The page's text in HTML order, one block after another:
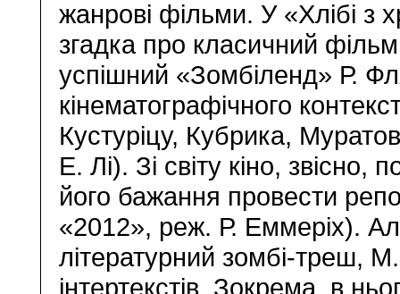
жанрові фільми. У «Хлібі з
згадка про класичний
успішний «Зомбіленд» Р.
кінематографічного
Кустуріцу, Кубрика,
Е. Лі). Зі світу кіно, звісно,
його бажання провести
«2012», реж. Р. Еммеріх).
літературний зомбі-треш,
інтертекстів. Зокрема, в